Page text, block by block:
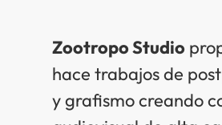
Zootropo Studio
hace trabajos de
y grafismo creando